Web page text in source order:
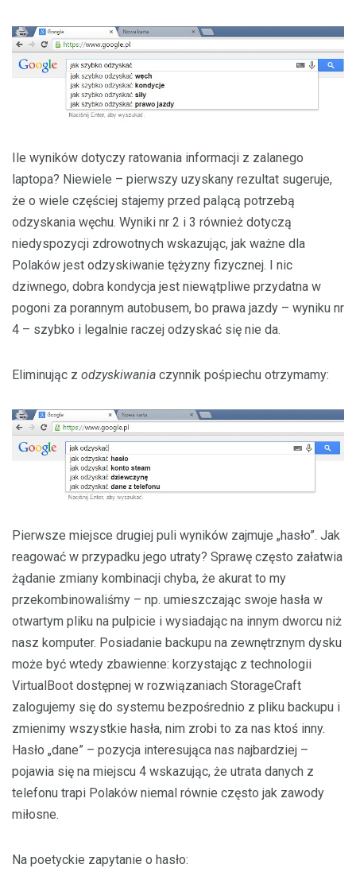
Ile wyników dotyczy ratowania informacji z zalanego
laptopa? Niewiele – pierwszy uzyskany rezultat sugeruje,
że o wiele częściej stajemy przed palącą potrzebą
odzyskania węchu. Wyniki nr 2 i 3 również dotyczą
niedyspozycji zdrowotnych wskazując, jak ważne dla
Polaków jest odzyskiwanie tężyzny fizycznej. I nic
dziwnego, dobra kondycja jest niewątpliwe przydatna w
pogoni za porannym autobusem, bo prawa jazdy – wyniku nr
4 – szybko i legalnie raczej odzyskać się nie da.
Eliminując z odzyskiwania czynnik pośpiechu otrzymamy:
Pierwsze miejsce drugiej puli wyników zajmuje „hasło”. Jak
reagować w przypadku jego utraty? Sprawę często załatwia
żądanie zmiany kombinacji chyba, że akurat to my
przekombinowaliśmy – np. umieszczając swoje hasła w
otwartym pliku na pulpicie i wysiadając na innym dworcu niż
nasz komputer. Posiadanie backupu na zewnętrznym dysku
może być wtedy zbawienne: korzystając z technologii
VirtualBoot dostępnej w rozwiązaniach StorageCraft
zalogujemy się do systemu bezpośrednio z pliku backupu i
zmienimy wszystkie hasła, nim zrobi to za nas ktoś inny.
Hasło „dane” – pozycja interesująca nas najbardziej –
pojawia się na miejscu 4 wskazując, że utrata danych z
telefonu trapi Polaków niemal równie często jak zawody
miłosne.
Na poetyckie zapytanie o hasło: